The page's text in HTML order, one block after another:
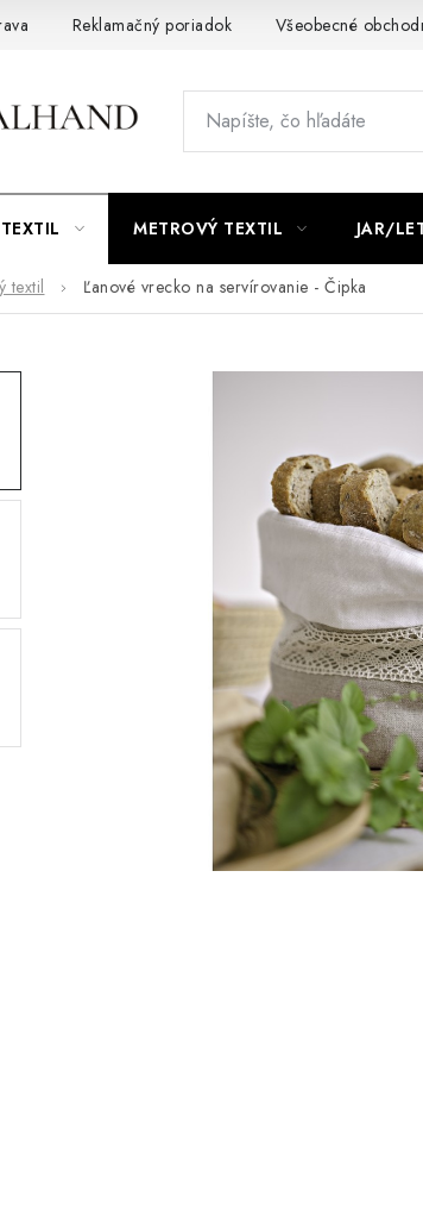
Reklamačný poriadok Všeobecné
METROVÝ TEXTIL JAR/
textil Ľanové vrecko na servírovanie - Čipka